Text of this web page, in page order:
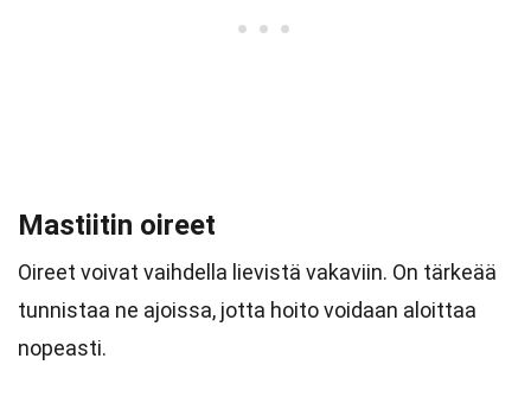
Mastiitin oireet
Oireet voivat vaihdella lievistä vakaviin. On tärkeää
tunnistaa ne ajoissa, jotta hoito voidaan aloittaa
nopeasti.